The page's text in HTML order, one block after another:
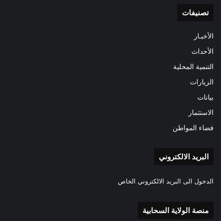
تصنيفات
الأخبـار
الأحداث
التنمية المحلية
الزيارات
بيانات
الاستثمار
فضاء المواطن
البريد الالكتروني
الدخول الى البريد الالكتروني الخاص
منصة الولاية السحابية